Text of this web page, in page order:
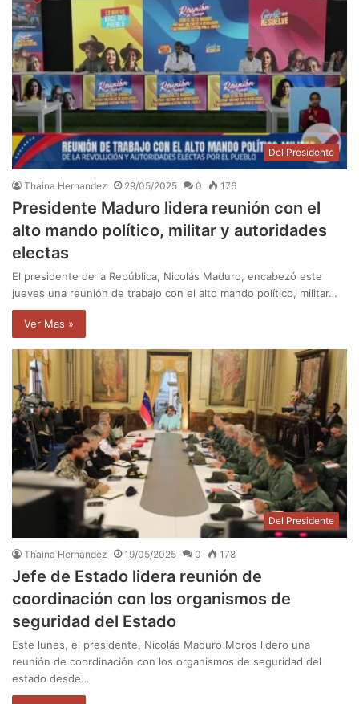
Del Presidente
Thaina Hernandez 29/05/2025 0 176
Presidente Maduro lidera reunión con el
alto mando político, militar y autoridades
electas
El presidente de la República, Nicolás Maduro, encabezó este
jueves una reunión de trabajo con el alto mando político, militar…
Ver Mas »
Del Presidente
Thaina Hernandez 19/05/2025 0 178
Jefe de Estado lidera reunión de
coordinación con los organismos de
seguridad del Estado
Este lunes, el presidente, Nicolás Maduro Moros lidero una
reunión de coordinación con los organismos de seguridad del
estado desde…